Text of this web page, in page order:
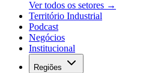
Ver todos os setores →
Território Industrial
Podcast
Negócios
Institucional
Regiões